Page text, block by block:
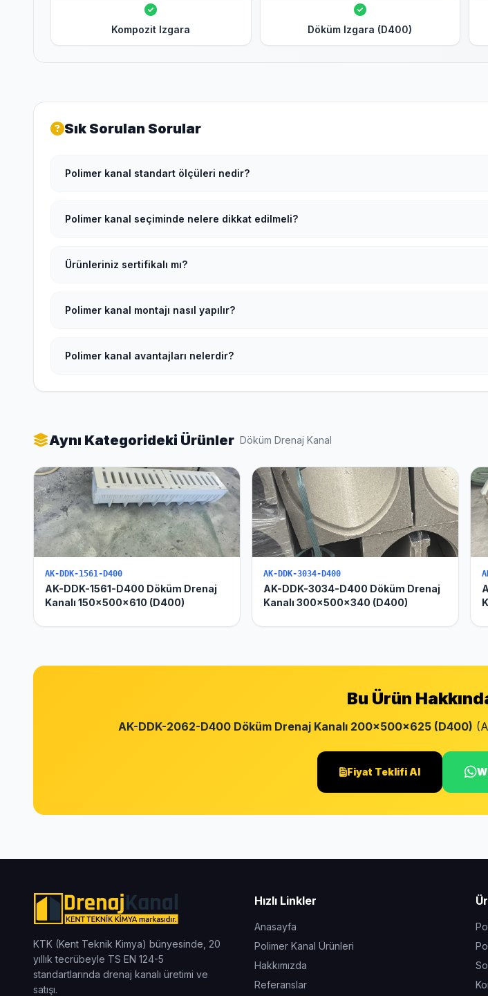
Kompozit Izgara Döküm Izgara (D400)
Sık Sorulan Sorular
Polimer kanal standart ölçüleri nedir?
Polimer kanal seçiminde nelere dikkat edilmeli?
Ürünleriniz sertifikalı mı?
Polimer kanal montajı nasıl yapılır?
Polimer kanal avantajları nelerdir?
Aynı Kategorideki Ürünler Döküm Drenaj Kanal
AK-DDK-1561-D400
AK-DDK-1561-D400 Döküm Drenaj
Kanalı 150x500x610 (D400)
AK-DDK-3034-D400
AK-DDK-3034-D400 Döküm Drenaj
Kanalı 300x500x340 (D400)
Bu Ürün
AK-DDK-2062-D400 Döküm Drenaj Kanalı 200x500x625 (D400)
Fiyat Teklifi Al
KTK (Kent Teknik Kimya) bünyesinde, 20
yıllık tecrübeyle TS EN 124-5
standartlarında drenaj kanalı üretimi ve
satışı.
Hızlı Linkler
Anasayfa
Polimer Kanal Ürünleri
Hakkımızda
Referanslar